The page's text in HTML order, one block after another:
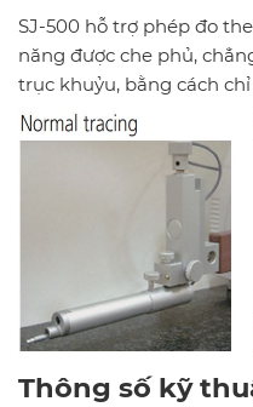
SJ-500 hỗ trợ phép đo
năng được che phủ,
trục khuỷu, bằng cách
Thông số kỹ